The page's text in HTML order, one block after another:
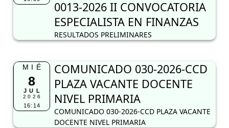
0013-2026 II CONVOCATORIA
ESPECIALISTA EN FINANZAS
RESULTADOS PRELIMINARES
MIÉ
8
JUL
2026
16:14
COMUNICADO 030-2026-CCD
PLAZA VACANTE DOCENTE
NIVEL PRIMARIA
COMUNICADO 030-2026-CCD PLAZA VACANTE
DOCENTE NIVEL PRIMARIA